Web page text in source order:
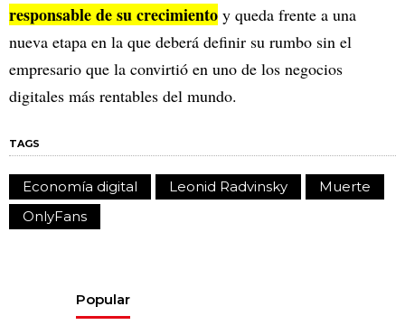
responsable de su crecimiento y queda frente a una
nueva etapa en la que deberá definir su rumbo sin el
empresario que la convirtió en uno de los negocios
digitales más rentables del mundo.
TAGS
Economía digital Leonid Radvinsky
Muerte
OnlyFans
Popular